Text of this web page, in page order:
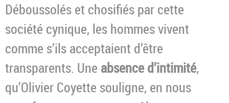
Déboussolés et chosifiés par cette
société cynique, les hommes vivent
comme s’ils acceptaient d’être
transparents. Une absence d’intimité,
qu’Olivier Coyette souligne, en nous